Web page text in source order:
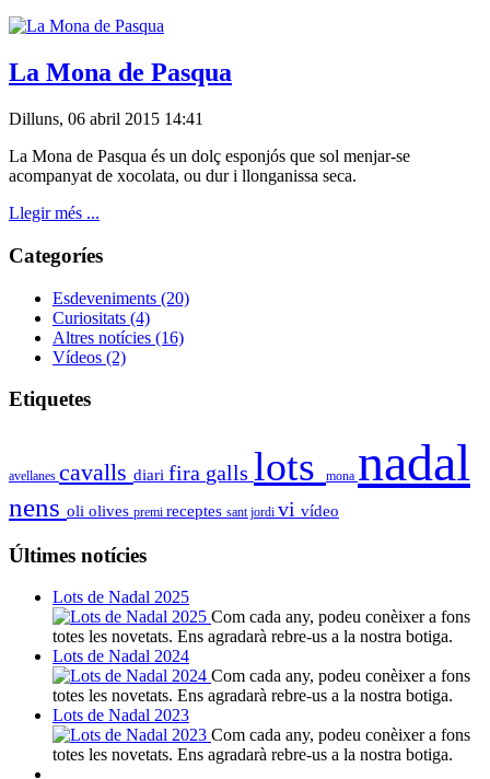
La Mona de Pasqua
Dilluns, 06 abril 2015 14:41
La Mona de Pasqua és un dolç esponjós que sol menjar-se
acompanyat de xocolata, ou dur i llonganissa seca.
Llegir més ...
Categoríes
Esdeveniments (20)
Curiositats (4)
Altres notícies (16)
Vídeos (2)
Etiquetes
avellanes cavalls diari fira galls lots mona nadal
nens oli olives premi receptes sant jordi vi vídeo
Últimes notícies
Lots de Nadal 2025
Com cada any, podeu conèixer a fons
totes les novetats. Ens agradarà rebre-us a la nostra botiga.
Lots de Nadal 2024
Com cada any, podeu conèixer a fons
totes les novetats. Ens agradarà rebre-us a la nostra botiga.
Lots de Nadal 2023
Com cada any, podeu conèixer a fons
totes les novetats. Ens agradarà rebre-us a la nostra botiga.